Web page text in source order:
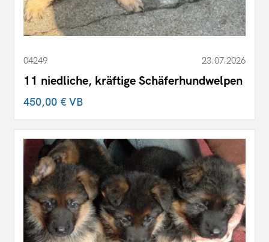
04249 23.07.2026
11 niedliche, kräftige Schäferhundwelpen
450,00 €VB